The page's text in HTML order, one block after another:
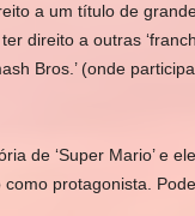
a um título de
direito a outras
Bros.’ (onde
de ‘Super Mario’ e
protagonista.